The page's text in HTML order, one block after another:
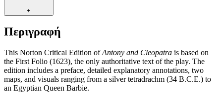
+
Περιγραφή
This Norton Critical Edition ofAntony and Cleopatra is based on
the First Folio (1623), the only authoritative text of the play. The
edition includes a preface, detailed explanatory annotations, two
maps, and visuals ranging from a silver tetradrachm (34 B.C.E.) to
an Egyptian Queen Barbie.